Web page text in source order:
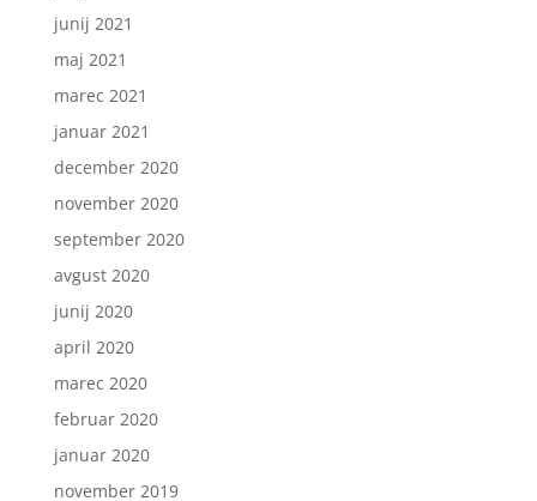
junij 2021
maj 2021
marec 2021
januar 2021
december 2020
november 2020
september 2020
avgust 2020
junij 2020
april 2020
marec 2020
februar 2020
januar 2020
november 2019